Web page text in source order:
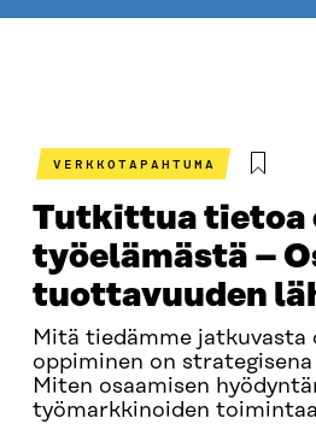
VERKKOTAPAHTUMA
Tutkittua tietoa
työelämästä –
tuottavuuden
Mitä tiedämme jatkuvasta
oppiminen on strategisena
Miten osaamisen
työmarkkinoiden